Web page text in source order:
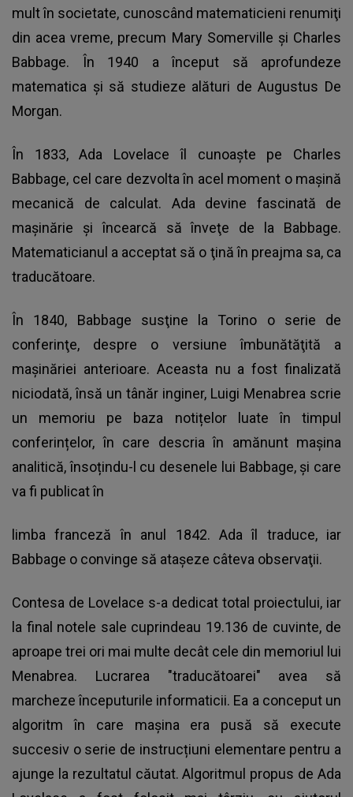
mult în societate, cunoscând matematicieni renumiţi
din acea vreme, precum Mary Somerville şi Charles
Babbage. În 1940 a început să aprofundeze
matematica şi să studieze alături de Augustus De
Morgan.
În 1833, Ada Lovelace îl cunoaşte pe Charles
Babbage, cel care dezvolta în acel moment o maşină
mecanică de calculat. Ada devine fascinată de
maşinărie şi încearcă să înveţe de la Babbage.
Matematicianul a acceptat să o ţină în preajma sa, ca
traducătoare.
În 1840, Babbage susţine la Torino o serie de
conferinţe, despre o versiune îmbunătăţită a
maşinăriei anterioare. Aceasta nu a fost finalizată
niciodată, însă un tânăr inginer, Luigi Menabrea scrie
un memoriu pe baza notițelor luate în timpul
conferințelor, în care descria în amănunt mașina
analitică, însoțindu-l cu desenele lui Babbage, și care
va fi publicat în
limba franceză în anul 1842. Ada îl traduce, iar
Babbage o convinge să ataşeze câteva observaţii.
Contesa de Lovelace s-a dedicat total proiectului, iar
la final notele sale cuprindeau 19.136 de cuvinte, de
aproape trei ori mai multe decât cele din memoriul lui
Menabrea. Lucrarea "traducătoarei" avea să
marcheze începuturile informaticii. Ea a conceput un
algoritm în care mașina era pusă să execute
succesiv o serie de instrucțiuni elementare pentru a
ajunge la rezultatul căutat. Algoritmul propus de Ada